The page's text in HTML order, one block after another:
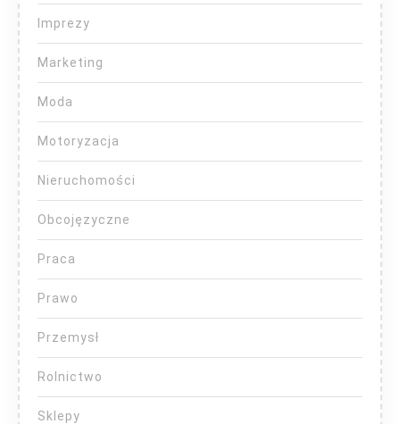
Imprezy
Marketing
Moda
Motoryzacja
Nieruchomości
Obcojęzyczne
Praca
Prawo
Przemysł
Rolnictwo
Sklepy